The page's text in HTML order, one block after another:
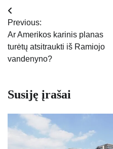
Navigacija
tarp
įrašų
Previous:
Ar Amerikos karinis planas
turėtų atsitraukti iš Ramiojo
vandenyno?
Susiję įrašai